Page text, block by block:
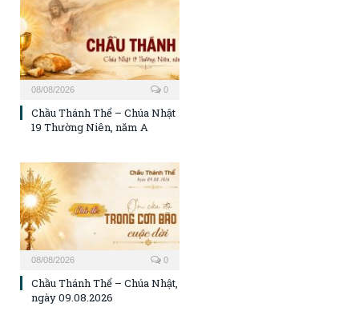
08/08/2026 0
Chầu Thánh Thể – Chúa Nhật
19 Thường Niên, năm A
08/08/2026 0
Chầu Thánh Thể – Chúa Nhật,
ngày 09.08.2026